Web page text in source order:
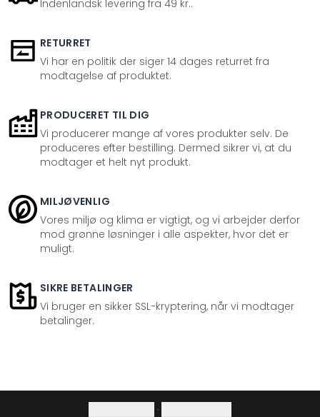
Indenlandsk levering fra 49 kr..
RETURRET
Vi har en politik der siger 14 dages returret fra
modtagelse af produktet.
PRODUCERET TIL DIG
Vi producerer mange af vores produkter selv. De
produceres efter bestilling. Dermed sikrer vi, at du
modtager et helt nyt produkt.
MILJØVENLIG
Vores miljø og klima er vigtigt, og vi arbejder derfor
mod grønne løsninger i alle aspekter, hvor det er
muligt.
SIKRE BETALINGER
Vi bruger en sikker SSL-kryptering, når vi modtager
betalinger.
·